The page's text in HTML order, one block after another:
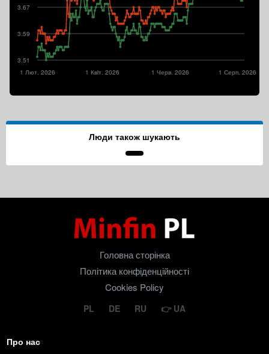
3.51
3.59
3.67
1 Серп. 2026
1 Черв. 2026
1 Квiт. 2026
1 Лют. 2026
Люди також шукають
Головна сторінка
Політика конфіденційності
Cookies Policy
PL DE RU UA
Про нас